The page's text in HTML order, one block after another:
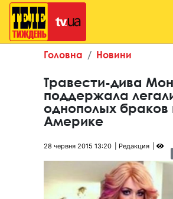
Головна Новини
Травести-дива
поддержала
однополых браков
Америке
28 червня 2015 13:20 Редакция